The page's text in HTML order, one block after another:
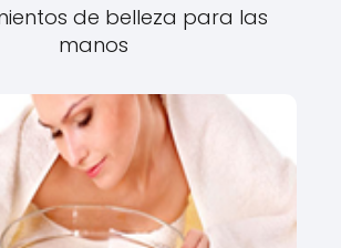
de belleza para las
manos